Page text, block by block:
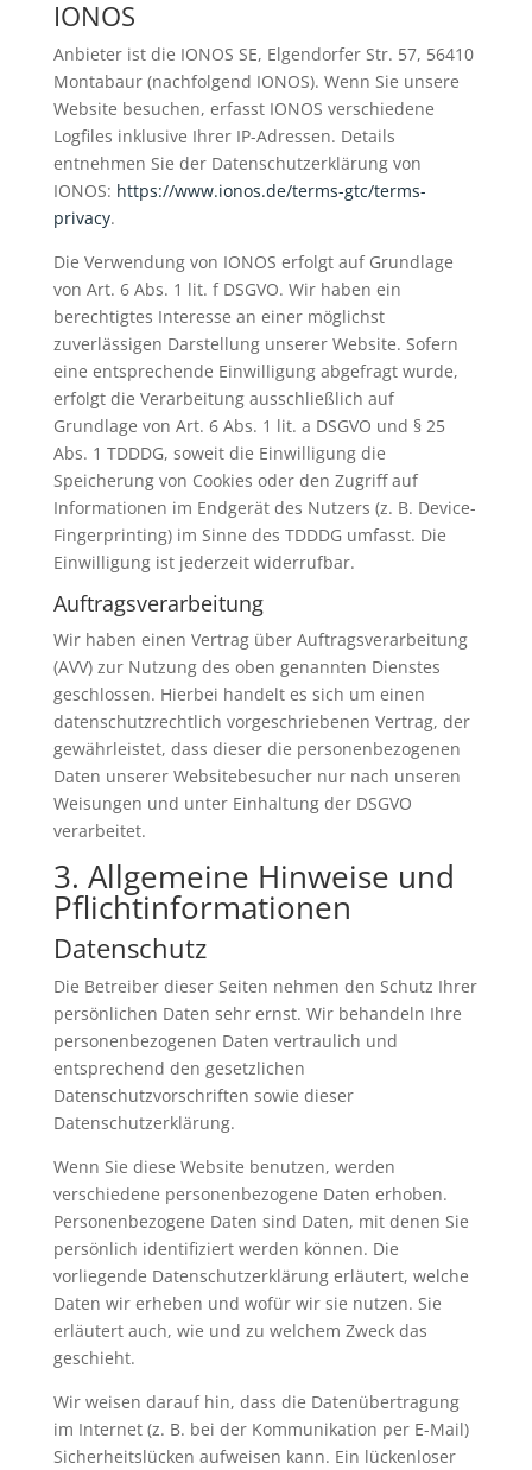
IONOS
Anbieter ist die IONOS SE, Elgendorfer Str. 57, 56410
Montabaur (nachfolgend IONOS). Wenn Sie unsere
Website besuchen, erfasst IONOS verschiedene
Logfiles inklusive Ihrer IP-Adressen. Details
entnehmen Sie der Datenschutzerklärung von
IONOS: https://www.ionos.de/terms-gtc/terms-
privacy.
Die Verwendung von IONOS erfolgt auf Grundlage
von Art. 6 Abs. 1 lit. f DSGVO. Wir haben ein
berechtigtes Interesse an einer möglichst
zuverlässigen Darstellung unserer Website. Sofern
eine entsprechende Einwilligung abgefragt wurde,
erfolgt die Verarbeitung ausschließlich auf
Grundlage von Art. 6 Abs. 1 lit. a DSGVO und § 25
Abs. 1 TDDDG, soweit die Einwilligung die
Speicherung von Cookies oder den Zugriff auf
Informationen im Endgerät des Nutzers (z. B. Device-
Fingerprinting) im Sinne des TDDDG umfasst. Die
Einwilligung ist jederzeit widerrufbar.
Auftragsverarbeitung
Wir haben einen Vertrag über Auftragsverarbeitung
(AVV) zur Nutzung des oben genannten Dienstes
geschlossen. Hierbei handelt es sich um einen
datenschutzrechtlich vorgeschriebenen Vertrag, der
gewährleistet, dass dieser die personenbezogenen
Daten unserer Websitebesucher nur nach unseren
Weisungen und unter Einhaltung der DSGVO
verarbeitet.
3. Allgemeine Hinweise und
Pflicht­informationen
Datenschutz
Die Betreiber dieser Seiten nehmen den Schutz Ihrer
persönlichen Daten sehr ernst. Wir behandeln Ihre
personenbezogenen Daten vertraulich und
entsprechend den gesetzlichen
Datenschutzvorschriften sowie dieser
Datenschutzerklärung.
Wenn Sie diese Website benutzen, werden
verschiedene personenbezogene Daten erhoben.
Personenbezogene Daten sind Daten, mit denen Sie
persönlich identifiziert werden können. Die
vorliegende Datenschutzerklärung erläutert, welche
Daten wir erheben und wofür wir sie nutzen. Sie
erläutert auch, wie und zu welchem Zweck das
geschieht.
Wir weisen darauf hin, dass die Datenübertragung
im Internet (z. B. bei der Kommunikation per E-Mail)
Sicherheitslücken aufweisen kann. Ein lückenloser